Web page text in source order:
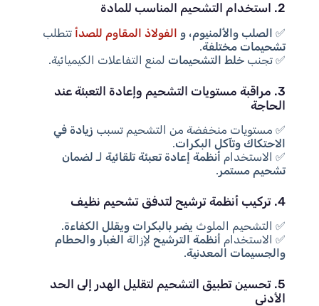
2. استخدام التشحيم المناسب للمادة
✅ الصلب والألمنيوم، و الفولاذ المقاوم للصدأ تتطلب
تشحيمات مختلفة.
✅ تجنب خلط التشحيمات لمنع التفاعلات الكيميائية.
3. مراقبة مستويات التشحيم وإعادة التعبئة عند
الحاجة
✅ مستويات منخفضة من التشحيم تسبب زيادة في
الاحتكاك وتآكل البكرات.
✅ الاستخدام أنظمة إعادة تعبئة تلقائيةلـ لضمان
تشحيم مستمر.
4. تركيب أنظمة ترشيح لتدفق تشحيم نظيف
✅ التشحيم الملوث يضر بالبكرات ويقلل الكفاءة.
✅ الاستخدام أنظمة الترشيح لإزالة الغبار والحطام
والجسيمات المعدنية.
5. تحسين تطبيق التشحيم لتقليل الهدر إلى الحد
الأدنى